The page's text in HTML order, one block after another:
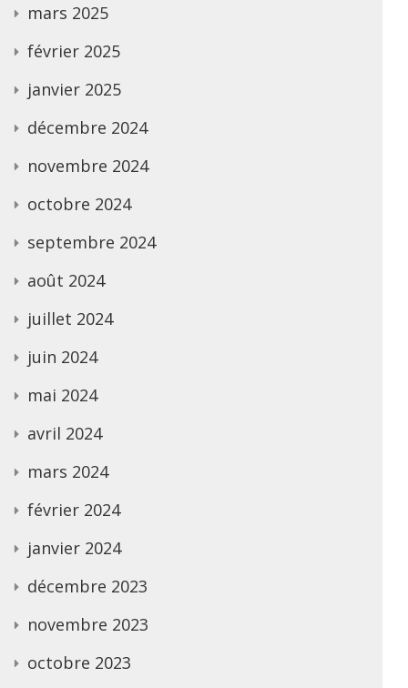
mars 2025
février 2025
janvier 2025
décembre 2024
novembre 2024
octobre 2024
septembre 2024
août 2024
juillet 2024
juin 2024
mai 2024
avril 2024
mars 2024
février 2024
janvier 2024
décembre 2023
novembre 2023
octobre 2023